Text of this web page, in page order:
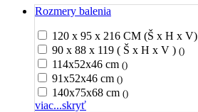
Rozmery balenia
120 x 95 x 216 CM (Š x H x V)
90 x 88 x 119 ( Š x H x V ) ()
114x52x46 cm ()
91x52x46 cm ()
140x75x68 cm ()
viac...skryť